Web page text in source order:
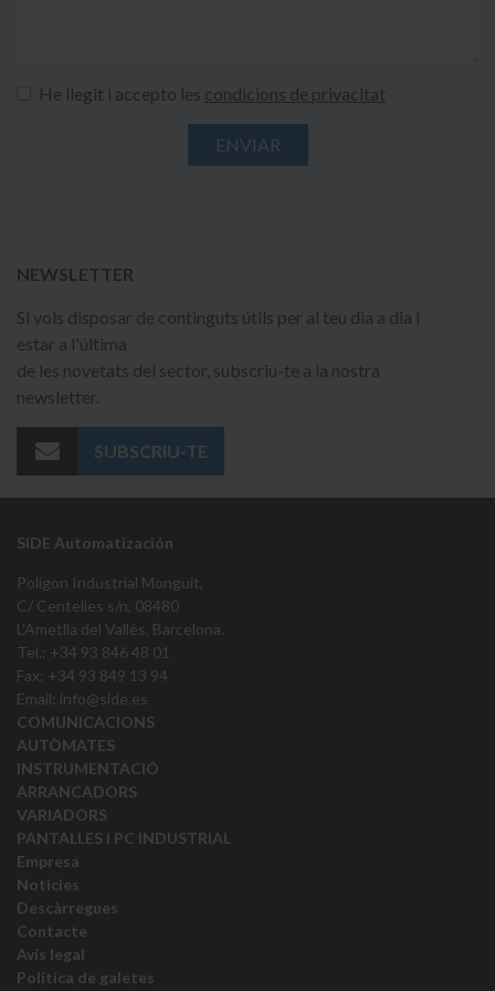
He llegit i accepto les condicions de privacitat
NEWSLETTER
Si vols disposar de continguts útils per al teu dia a dia i
estar a l'última
de les novetats del sector, subscriu-te a la nostra
newsletter.
SUBSCRIU-TE
SIDE Automatización
Polígon Industrial Monguit,
C/ Centelles s/n, 08480
L'Ametlla del Vallès, Barcelona.
Tel.: +34 93 846 48 01
Fax: +34 93 849 13 94
Email: info@side.es
COMUNICACIONS
AUTÒMATES
INSTRUMENTACIÓ
ARRANCADORS
VARIADORS
PANTALLES I PC INDUSTRIAL
Empresa
Noticies
Descàrregues
Contacte
Avís legal
Política de galetes